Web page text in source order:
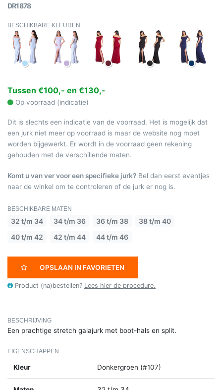
DR1878
BESCHIKBARE KLEUREN
Tussen €100,- en €130,-
Op voorraad (indicatie)
Dit is slechts een indicatie van de voorraad. Het is mogelijk dat
een jurk niet meer op voorraad is maar de website nog moet
worden bijgewerkt. Er wordt in de voorraad geen rekening
gehouden met de verschillende maten.
Komt u van ver voor een specifieke jurk? Bel dan eerst eventjes
naar de winkel om te controleren of de jurk er nog is.
BESCHIKBARE MATEN
32 t/m 34 34 t/m 36 36 t/m 38
38 t/m 40
40 t/m 42
42 t/m 44 44 t/m 46
OPSLAAN IN FAVORIETEN
Product (na)bestellen? Lees hier de procedure.
BESCHRIJVING
Een prachtige stretch galajurk met boot-hals en split.
EIGENSCHAPPEN
Kleur Donkergroen (#107)